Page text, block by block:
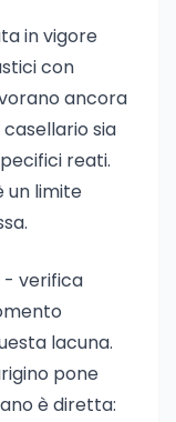
in vigore
con
ancora
sia
reati.
un limite
- verifica
lacuna.
pone
è diretta: